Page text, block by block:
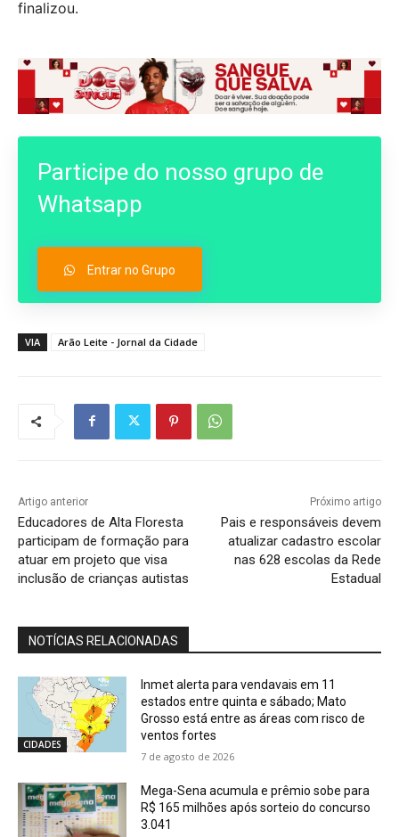
finalizou.
Participe do nosso grupo de
Whatsapp
Entrar no Grupo
VIA Arão Leite - Jornal da Cidade
Artigo anterior
Educadores de Alta Floresta
participam de formação para
atuar em projeto que visa
inclusão de crianças autistas
Próximo artigo
Pais e responsáveis devem
atualizar cadastro escolar
nas 628 escolas da Rede
Estadual
NOTÍCIAS RELACIONADAS
CIDADES
Inmet alerta para vendavais em 11
estados entre quinta e sábado; Mato
Grosso está entre as áreas com risco de
ventos fortes
7 de agosto de 2026
Mega-Sena acumula e prêmio sobe para
R$ 165 milhões após sorteio do concurso
3.041